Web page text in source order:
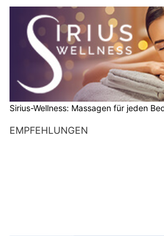
Sirius-Wellness: Massagen für jeden
EMPFEHLUNGEN